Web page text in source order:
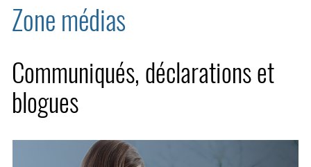
Zone médias
Communiqués, déclarations et
blogues